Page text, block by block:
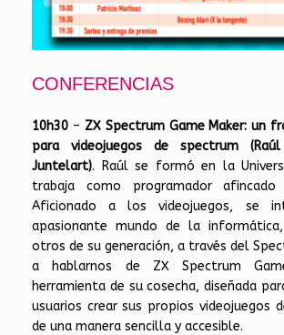
CONFERENCIAS
10h30 – ZX Spectrum Game Maker: un
para videojuegos de spectrum
Juntelart). Raúl se formó en la
trabaja como programador
Aficionado a los videojuegos, se
apasionante mundo de la
otros de su generación, a través del
a hablarnos de ZX Spectrum
herramienta de su cosecha, diseñada
usuarios crear sus propios videojuegos
de una manera sencilla y accesible.